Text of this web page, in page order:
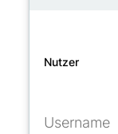
Nutzer